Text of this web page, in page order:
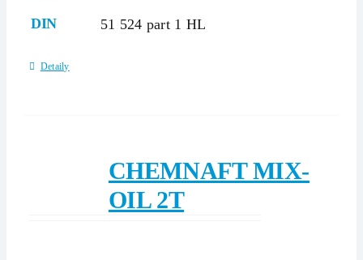
DIN 51 524 part 1 HL
Detaily
CHEMNAFT MIX-
OIL 2T